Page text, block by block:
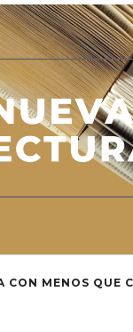
CON MENOS QUE